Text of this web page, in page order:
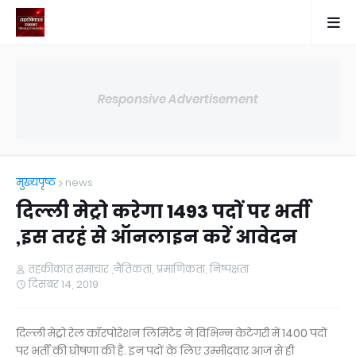
Responsive Advertisement
मुख्यपृष्ठ news
दिल्ली मेट्रो करेगा 1493 पदों पर भर्ती
,इस तरहं से ऑनलाइन करें आवेदन
तहकीकात समाचार ,नैतिकता, प्रमाणिकता, निष्पक्षता
दिसंबर 14, 2019
दिल्ली मेट्रो रेल कॉरपोरेशन लिमिटेड ने विभिन्न केटेगरी में 1400 पदों
पर भर्ती की घोषणा की है. इन पदों के लिए उम्मीदवार आज से ही